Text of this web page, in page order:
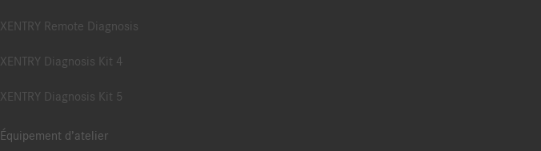
XENTRY Remote Diagnosis
XENTRY Diagnosis Kit 4
XENTRY Diagnosis Kit 5
Équipement d’atelier